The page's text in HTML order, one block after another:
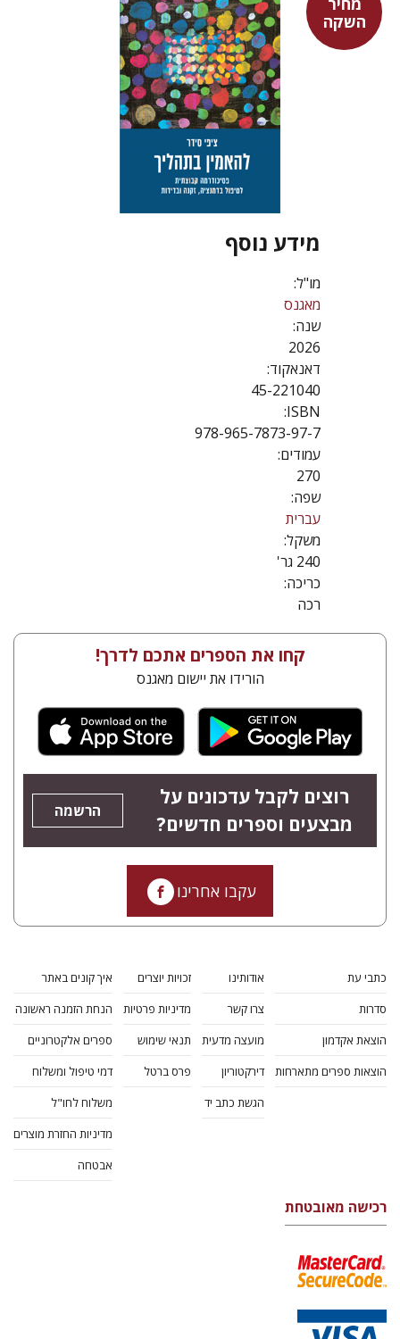
השקה
מידע נוסף
מו"ל:
מאגנס
שנה:
2026
דאנאקוד:
45-221040
ISBN:
978-965-7873-97-7
עמודים:
270
שפה:
עברית
משקל:
240 גר'
כריכה:
רכה
קחו את הספרים אתכם לדרך!
הורידו את יישום מאגנס
רוצים לקבל עדכונים על
מבצעים וספרים חדשים?
הרשמה
עקבו אחרינו
כתבי עת
סדרות
הוצאת אקדמון
הוצאות ספרים מתארחות
אודותינו
צרו קשר
מועצה מדעית
דירקטוריון
הגשת כתב יד
זכויות יוצרים
מדיניות פרטיות
תנאי שימוש
פרס ברטל
איך קונים באתר
הנחת הזמנה ראשונה
ספרים אלקטרוניים
דמי טיפול ומשלוח
משלוח לחו"ל
מדיניות החזרת מוצרים
אבטחה
רכישה מאובטחת